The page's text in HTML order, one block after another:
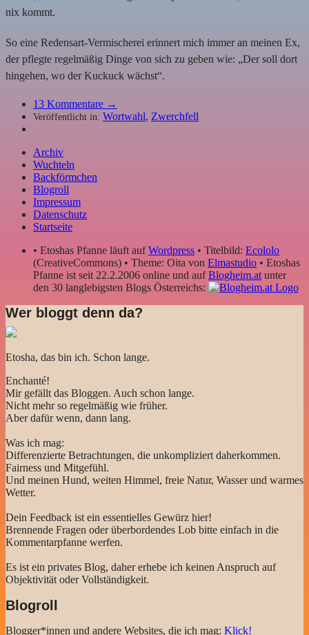
nix kommt.
So eine Redensart-Vermischerei erinnert mich immer an meinen Ex,
der pflegte regelmäßig Dinge von sich zu geben wie: „Der soll dort
hingehen, wo der Kuckuck wächst“.
13 Kommentare →
Veröffentlicht in: Wortwahl, Zwerchfell
Archiv
Wuchteln
Backförmchen
Blogroll
Impressum
Datenschutz
Startseite
• Etoshas Pfanne läuft aufWordpress • Titelbild: Ecololo
(CreativeCommons) • Theme: Oita von Elmastudio • Etoshas
Pfanne ist seit 22.2.2006 online und aufBlogheim.at unter
den 30 langlebigsten Blogs Österreichs:
Wer bloggt denn da?
Etosha, das bin ich. Schon lange.
Enchanté!
Mir gefällt das Bloggen. Auch schon lange.
Nicht mehr so regelmäßig wie früher.
Aber dafür wenn, dann lang.
Was ich mag:
Differenzierte Betrachtungen, die unkompliziert daherkommen.
Fairness und Mitgefühl.
Und meinen Hund, weiten Himmel, freie Natur, Wasser und warmes
Wetter.
Dein Feedback ist ein essentielles Gewürz hier!
Brennende Fragen oder überbordendes Lob bitte einfach in die
Kommentarpfanne werfen.
Es ist ein privates Blog, daher erhebe ich keinen Anspruch auf
Objektivität oder Vollständigkeit.
Blogroll
Blogger*innen und andere Websites, die ich mag: Klick!